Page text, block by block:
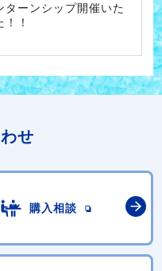
ターンシップ開催いた
！！
せ
購入相談